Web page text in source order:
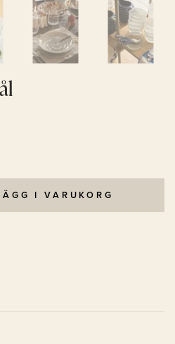
I VARUKORG